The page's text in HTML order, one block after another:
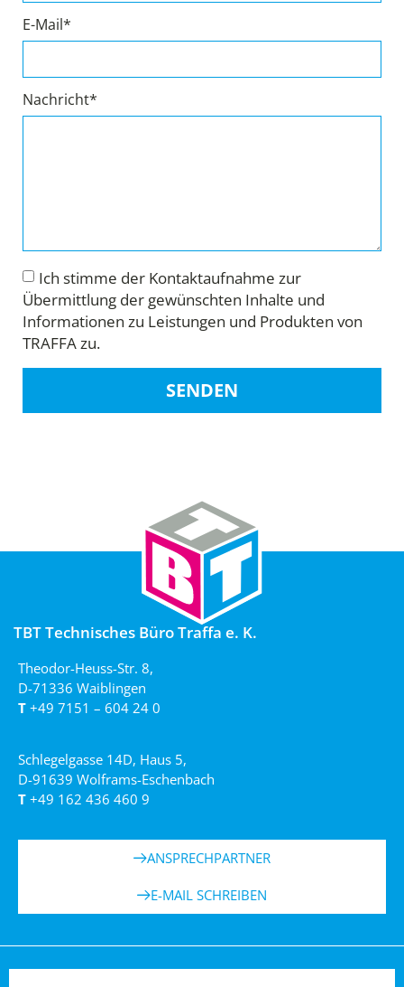
E-Mail*
Nachricht*
Ich stimme der Kontaktaufnahme zur
Übermittlung der gewünschten Inhalte und
Informationen zu Leistungen und Produkten von
TRAFFA zu.
SENDEN
TBT Technisches Büro Traffa e. K.
Theodor-Heuss-Str. 8,
D-71336 Waiblingen
T +49 7151 – 604 24 0
Schlegelgasse 14D, Haus 5,
D-91639 Wolframs-Eschenbach
T +49 162 436 460 9
ANSPRECHPARTNER
E-MAIL SCHREIBEN